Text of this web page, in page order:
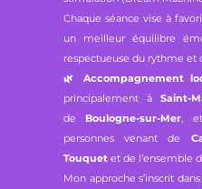
Chaque séance vise à
un meilleur équilibre
respectueuse du rythme et
🌿
Accompagnement
principalement à Saint-
de Boulogne-sur-Mer, et
personnes venant de
Touquet et de l’ensemble
Mon approche s’inscrit